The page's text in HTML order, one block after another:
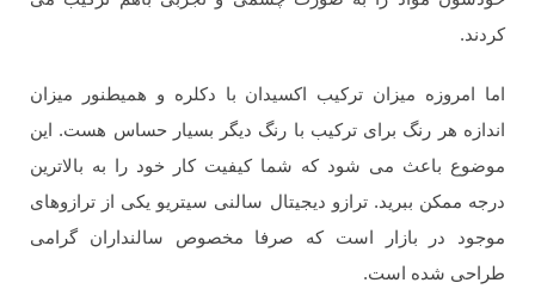
کردند.
اما امروزه میزان ترکیب اکسیدان با دکلره و همیطنور میزان
اندازه هر رنگ برای ترکیب با رنگ دیگر بسیار حساس هست. این
موضوع باعث می شود که شما کیفیت کار خود را به بالاترین
درجه ممکن ببرید. ترازو دیجیتال سالنی سیتریو یکی از ترازوهای
موجود در بازار است که صرفا مخصوص سالنداران گرامی
طراحی شده است.